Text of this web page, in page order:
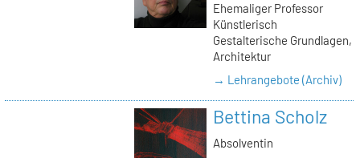
Ehemaliger Professor
Künstlerisch
Gestalterische Grundlagen,
Architektur
→ Lehrangebote (Archiv)
Bettina Scholz
Absolventin